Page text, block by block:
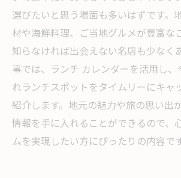
選びたいと思う場面も多いはずです。
材や海鮮料理、ご当地グルメが豊富な
知らなければ出会えない名店も少なく
事では、ランチ カレンダーを活用し、
れランチスポットをタイムリーにキャ
紹介します。地元の魅力や旅の思い出
情報を手に入れることができるので、
ムを実現したい方にぴったりの内容です